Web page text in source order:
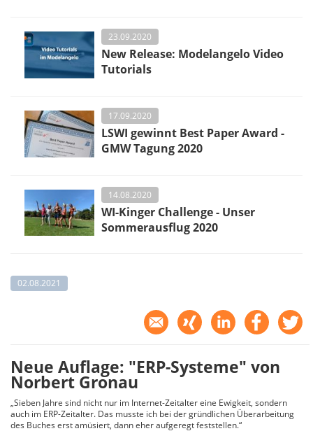
23.09.2020
New Release: Modelangelo Video
Tutorials
17.09.2020
LSWI gewinnt Best Paper Award -
GMW Tagung 2020
14.08.2020
WI-Kinger Challenge - Unser
Sommerausflug 2020
02.08.2021
Neue Auflage: "ERP-Systeme" von
Norbert Gronau
„Sieben Jahre sind nicht nur im Internet-Zeitalter eine Ewigkeit, sondern
auch im ERP-Zeitalter. Das musste ich bei der gründlichen Überarbeitung
des Buches erst amüsiert, dann eher aufgeregt feststellen.“